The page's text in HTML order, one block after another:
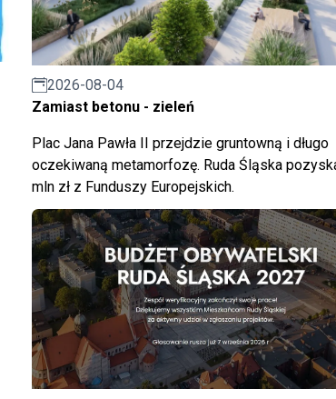
2026-08-04
Zamiast betonu - zieleń
Plac Jana Pawła II przejdzie gruntowną i długo
oczekiwaną metamorfozę. Ruda Śląska
mln zł z Funduszy Europejskich.